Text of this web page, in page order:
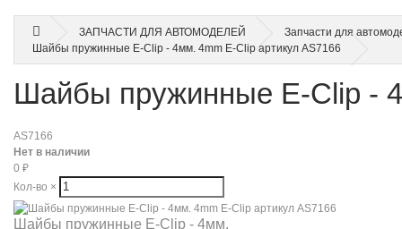
ЗАПЧАСТИ ДЛЯ АВТОМОДЕЛЕЙ
Запчасти для
Шайбы пружинные E-Clip - 4мм. 4mm E-Clip артикул AS7166
Шайбы пружинные E-Clip -
AS7166
Нет в наличии
0 ₽
Кол-во ×
Шайбы пружинные E-Clip - 4мм.